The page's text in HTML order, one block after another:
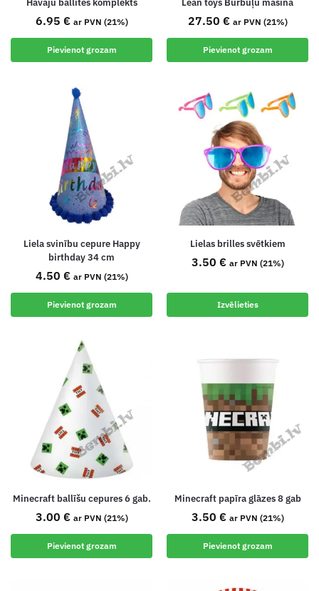
Havaju ballītes komplekts
6.95 € ar PVN (21%)
Pievienot grozam
Lean toys Burbuļu mašīna
27.50 € ar PVN (21%)
Pievienot grozam
Liela svinību cepure Happy
birthday 34 cm
4.50 € ar PVN (21%)
Pievienot grozam
Lielas brilles svētkiem
3.50 € ar PVN (21%)
Izvēlieties
Minecraft ballīšu cepures 6 gab.
3.00 € ar PVN (21%)
Pievienot grozam
Minecraft papīra glāzes 8 gab
3.50 € ar PVN (21%)
Pievienot grozam